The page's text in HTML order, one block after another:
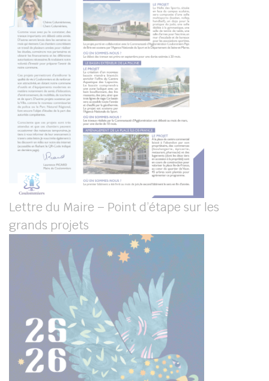
Lettre du Maire – Point d’étape sur les
grands projets